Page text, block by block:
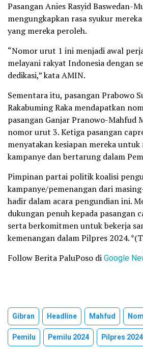
Pasangan Anies Rasyid Baswedan-
mengungkapkan rasa syukur
yang mereka peroleh.
“Nomor urut 1 ini menjadi awal
melayani rakyat Indonesia dengan
dedikasi,” kata AMIN.
Sementara itu, pasangan Prabowo
Rakabuming Raka mendapatkan
pasangan Ganjar Pranowo-Mahfud
nomor urut 3. Ketiga pasangan
menyatakan kesiapan mereka untuk
kampanye dan bertarung dalam
Pimpinan partai politik koalisi
kampanye/pemenangan dari
hadir dalam acara pengundian ini.
dukungan penuh kepada pasangan
serta berkomitmen untuk bekerja
kemenangan dalam Pilpres 2024.
Follow Berita PaluPoso diGoogle
Gibran Headline Mahfud
Pemilu
Pemilu 2024 Pilpres 2024